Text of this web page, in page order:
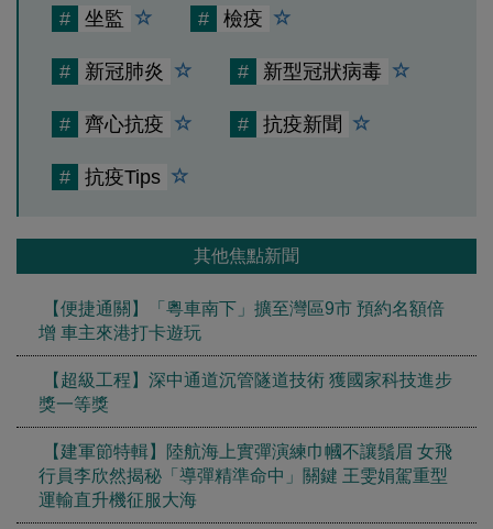
# 坐監 # 檢疫
# 新冠肺炎 # 新型冠狀病毒
# 齊心抗疫 # 抗疫新聞
# 抗疫Tips
其他焦點新聞
【便捷通關】「粵車南下」擴至灣區9市 預約名額倍
增 車主來港打卡遊玩
【超級工程】深中通道沉管隧道技術 獲國家科技進步
獎一等獎
【建軍節特輯】陸航海上實彈演練巾幗不讓鬚眉 女飛
行員李欣然揭秘「導彈精準命中」關鍵 王雯娟駕重型
運輸直升機征服大海